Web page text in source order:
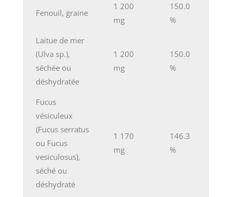
Fenouil, graine
1 200
mg
150.0
%
Laitue de mer
(Ulva sp.),
séchée ou
déshydratée
1 200
mg
150.0
%
Fucus
vésiculeux
(Fucus serratus
ou Fucus
vesiculosus),
séché ou
déshydraté
1 170
mg
146.3
%